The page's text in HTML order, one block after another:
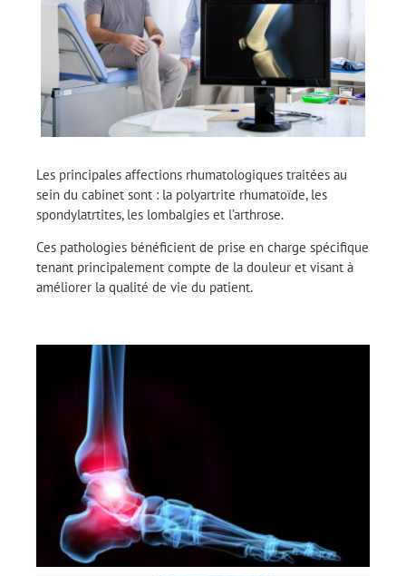
Les principales affections rhumatologiques traitées au
sein du cabinet sont : la polyartrite rhumatoïde, les
spondylatrtites, les lombalgies et l’arthrose.
Ces pathologies bénéficient de prise en charge spécifique
tenant principalement compte de la douleur et visant à
améliorer la qualité de vie du patient.